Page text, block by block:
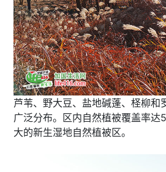
芦苇、野大豆、盐地碱蓬、柽柳和
广泛分布。区内自然植被覆盖率达
大的新生湿地自然植被区。